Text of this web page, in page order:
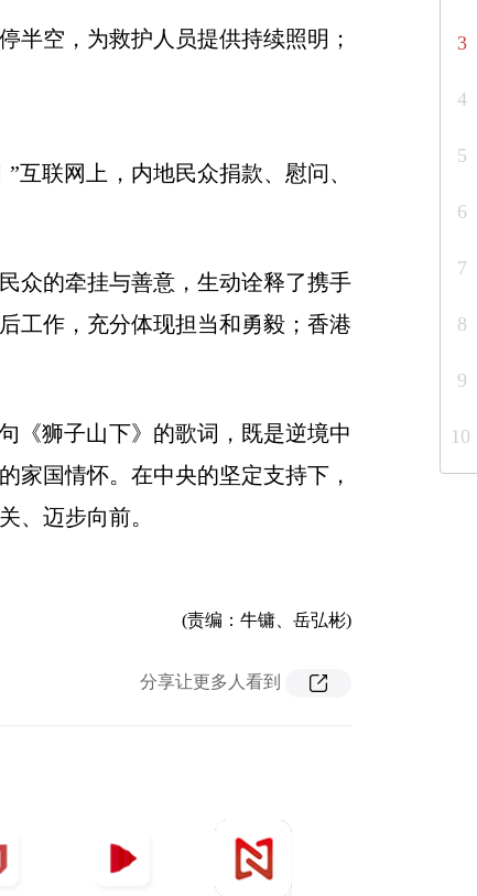
空，为救护人员提供持续照明；
联网上，内地民众捐款、慰问、
的牵挂与善意，生动诠释了携手
工作，充分体现担当和勇毅；香港
狮子山下》的歌词，既是逆境中
家国情怀。在中央的坚定支持下，
、迈步向前。
(责编：牛镛、岳弘彬)
分享让更多人看到
3
4
5
6
7
8
9
10